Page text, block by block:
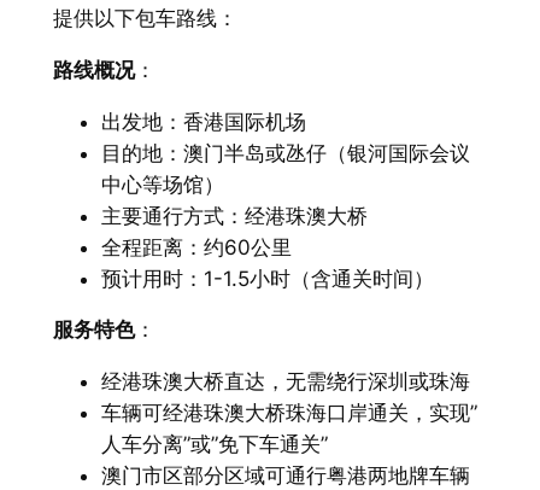
提供以下包车路线：
路线概况：
出发地：香港国际机场
目的地：澳门半岛或氹仔（银河国际会议
中心等场馆）
主要通行方式：经港珠澳大桥
全程距离：约60公里
预计用时：1-1.5小时（含通关时间）
服务特色：
经港珠澳大桥直达，无需绕行深圳或珠海
车辆可经港珠澳大桥珠海口岸通关，实现”
人车分离”或”免下车通关”
澳门市区部分区域可通行粤港两地牌车辆